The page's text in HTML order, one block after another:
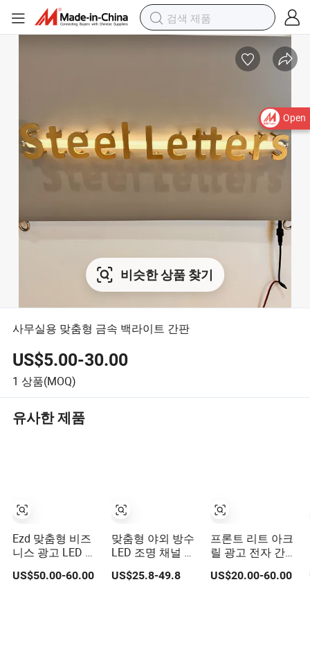
Open
비슷한 상품 찾기
사무실용 맞춤형 금속 백라이트 간판
US$5.00-30.00
1 상품(MOQ)
유사한 제품
Ezd 맞춤형 비즈
니스 광고 LED 조
명 3D 백라이트
조명 문자 로고 간
US$50.00-60.00
맞춤형 야외 방수
LED 조명 채널 레
터 로고 비즈니스
광고 간판 색상 선
US$25.8-49.8
프론트 리트 아크
릴 광고 전자 간판
조명 벽 3D LED
채널 헤일로 레터
US$20.00-60.00